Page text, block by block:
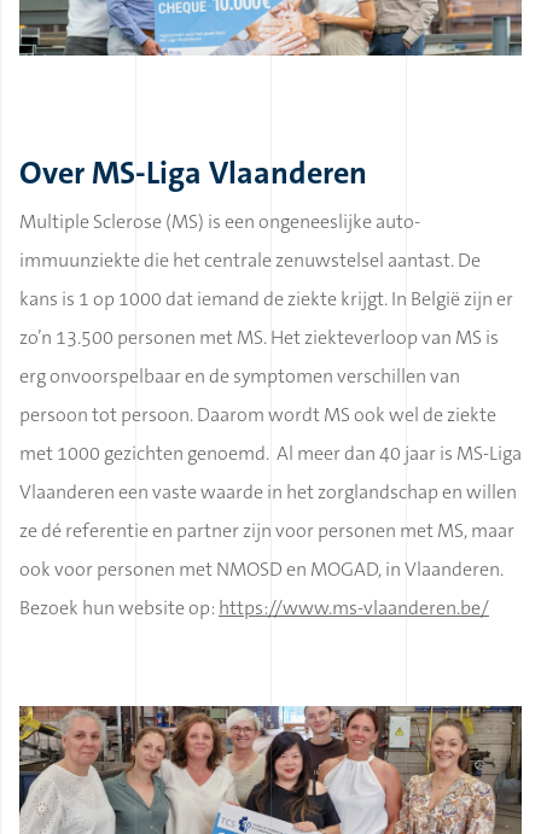
OverMS-Liga Vlaanderen
Multiple Sclerose (MS) is een ongeneeslijke auto-
immuunziekte die het centrale zenuwstelsel aantast. De
kans is 1 op 1000 dat iemand de ziekte krijgt. In België zijn er
zo’n 13.500 personen met MS. Het ziekteverloop van MS is
erg onvoorspelbaar en de symptomen verschillen van
persoon tot persoon. Daarom wordt MS ook wel de ziekte
met 1000 gezichten genoemd. Al meer dan 40 jaar is MS-Liga
Vlaanderen een vaste waarde in het zorglandschap en willen
ze dé referentie en partner zijn voor personen met MS, maar
ook voor personen met NMOSD en MOGAD, in Vlaanderen.
Bezoek hun website op: https://www.ms-vlaanderen.be/